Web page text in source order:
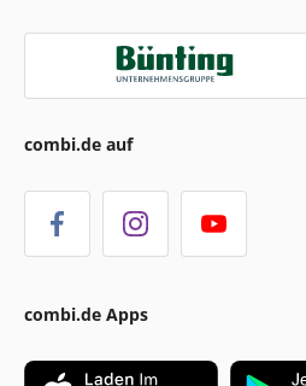
combi.de auf
combi.de Apps